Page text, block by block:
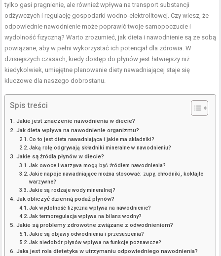
tylko gasi pragnienie, ale również wpływa na transport substancji
odżywczych i regulację gospodarki wodno-elektrolitowej. Czy wiesz, że
odpowiednie nawodnienie może poprawić twoje samopoczucie i
wydolność fizyczną? Warto zrozumieć, jak dieta i nawodnienie są ze sobą
powiązane, aby w pełni wykorzystać ich potencjał dla zdrowia. W
dzisiejszych czasach, kiedy dostęp do płynów jest łatwiejszy niż
kiedykolwiek, umiejętne planowanie diety nawadniającej staje się
kluczowe dla naszego dobrostanu.
Spis treści
Jakie jest znaczenie nawodnienia w diecie?
Jak dieta wpływa na nawodnienie organizmu?
Co to jest dieta nawadniająca i jakie ma składniki?
Jaką rolę odgrywają składniki mineralne w nawodnieniu?
Jakie są źródła płynów w diecie?
Jak owoce i warzywa mogą być źródłem nawodnienia?
Jakie napoje nawadniające można stosować: zupy, chłodniki, koktajle
warzywne?
Jakie są rodzaje wody mineralnej?
Jak obliczyć dzienną podaż płynów?
Jak wydolność fizyczna wpływa na nawodnienie?
Jak termoregulacja wpływa na bilans wodny?
Jakie są problemy zdrowotne związane z odwodnieniem?
Jakie są objawy odwodnienia i przesuszenia?
Jak niedobór płynów wpływa na funkcje poznawcze?
Jaka jest rola dietetyka w utrzymaniu odpowiedniego nawodnienia?